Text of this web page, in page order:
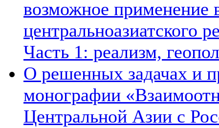
возможное применение
центральноазиатского
Часть 1: реализм,
О решенных задачах и
монографии
Центральной Азии с